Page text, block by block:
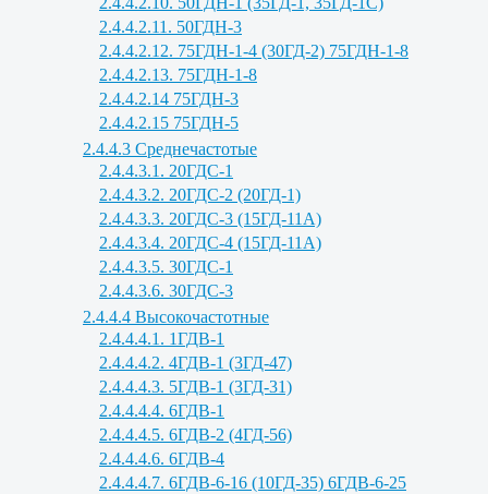
2.4.4.2.11. 50ГДН-3
2.4.4.2.12. 75ГДН-1-4 (30ГД-2) 75ГДН-1-8
2.4.4.2.13. 75ГДН-1-8
2.4.4.2.14 75ГДН-3
2.4.4.2.15 75ГДН-5
2.4.4.3 Среднечастотые
2.4.4.3.1. 20ГДС-1
2.4.4.3.2. 20ГДС-2 (20ГД-1)
2.4.4.3.3. 20ГДС-3 (15ГД-11А)
2.4.4.3.4. 20ГДС-4 (15ГД-11А)
2.4.4.3.5. 30ГДС-1
2.4.4.3.6. 30ГДС-3
2.4.4.4 Высокочастотные
2.4.4.4.1. 1ГДВ-1
2.4.4.4.2. 4ГДВ-1 (3ГД-47)
2.4.4.4.3. 5ГДВ-1 (3ГД-31)
2.4.4.4.4. 6ГДВ-1
2.4.4.4.5. 6ГДВ-2 (4ГД-56)
2.4.4.4.6. 6ГДВ-4
2.4.4.4.7. 6ГДВ-6-16 (10ГД-35) 6ГДВ-6-25